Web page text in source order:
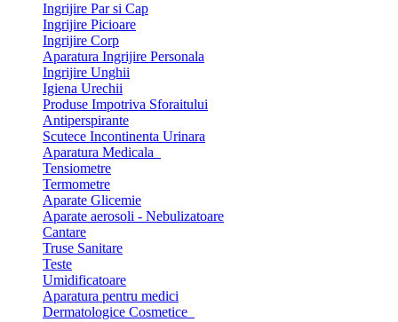
Ingrijire Par si Cap
Ingrijire Picioare
Ingrijire Corp
Aparatura Ingrijire Personala
Ingrijire Unghii
Igiena Urechii
Produse Impotriva Sforaitului
Antiperspirante
Scutece Incontinenta Urinara
Aparatura Medicala
Tensiometre
Termometre
Aparate Glicemie
Aparate aerosoli - Nebulizatoare
Cantare
Truse Sanitare
Teste
Umidificatoare
Aparatura pentru medici
Dermatologice Cosmetice